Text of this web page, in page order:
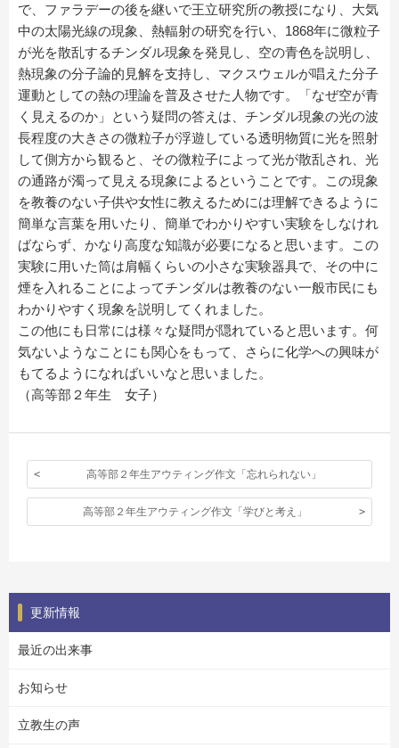
で、ファラデーの後を継いで王立研究所の教授になり、大気
中の太陽光線の現象、熱輻射の研究を行い、1868年に微粒子
が光を散乱するチンダル現象を発見し、空の青色を説明し、
熱現象の分子論的見解を支持し、マクスウェルが唱えた分子
運動としての熱の理論を普及させた人物です。「なぜ空が青
く見えるのか」という疑問の答えは、チンダル現象の光の波
長程度の大きさの微粒子が浮遊している透明物質に光を照射
して側方から観ると、その微粒子によって光が散乱され、光
の通路が濁って見える現象によるということです。この現象
を教養のない子供や女性に教えるためには理解できるように
簡単な言葉を用いたり、簡単でわかりやすい実験をしなけれ
ばならず、かなり高度な知識が必要になると思います。この
実験に用いた筒は肩幅くらいの小さな実験器具で、その中に
煙を入れることによってチンダルは教養のない一般市民にも
わかりやすく現象を説明してくれました。
この他にも日常には様々な疑問が隠れていると思います。何
気ないようなことにも関心をもって、さらに化学への興味が
もてるようになればいいなと思いました。
（高等部２年生 女子）
高等部２年生アウティング作文「忘れられない」
高等部２年生アウティング作文「学びと考え」
更新情報
最近の出来事
お知らせ
立教生の声